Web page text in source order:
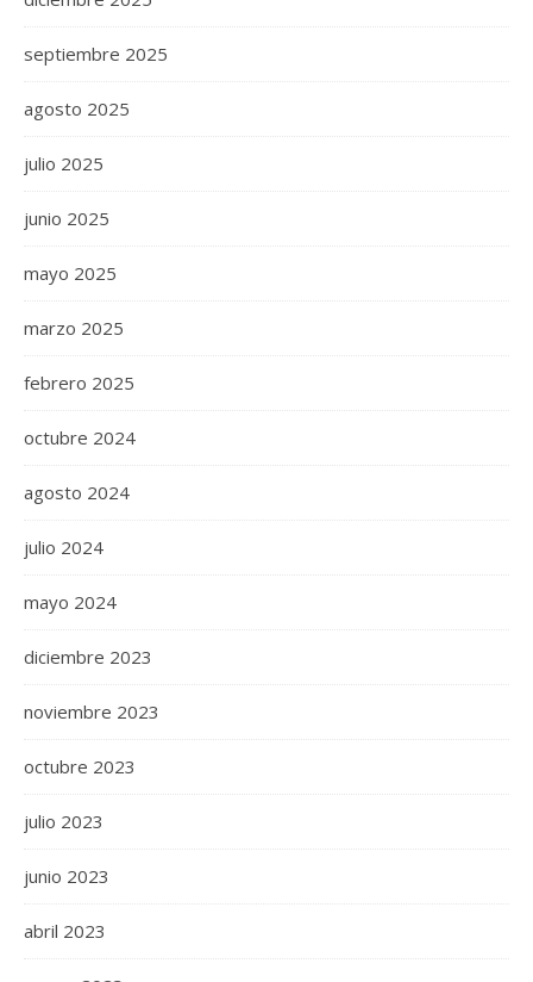
septiembre 2025
agosto 2025
julio 2025
junio 2025
mayo 2025
marzo 2025
febrero 2025
octubre 2024
agosto 2024
julio 2024
mayo 2024
diciembre 2023
noviembre 2023
octubre 2023
julio 2023
junio 2023
abril 2023